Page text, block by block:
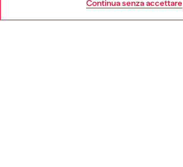
Continua senza accettare